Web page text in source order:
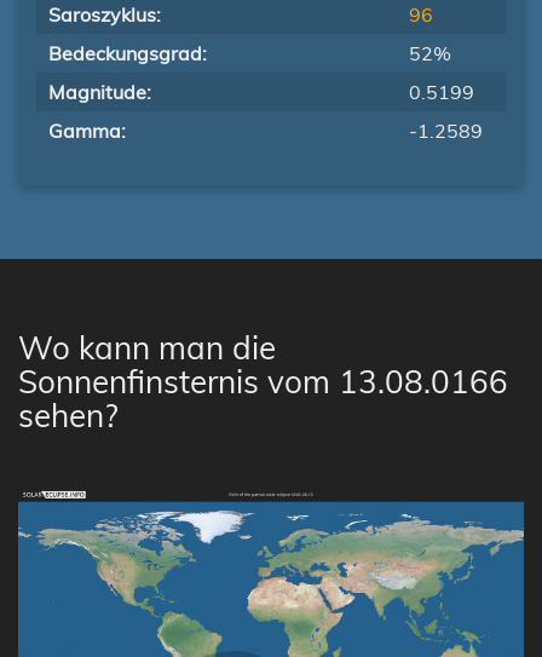
Saroszyklus:
96
Bedeckungsgrad:
52%
Magnitude:
0.5199
Gamma:
-1.2589
Wo kann man die
Sonnenfinsternis vom 13.08.0166
sehen?